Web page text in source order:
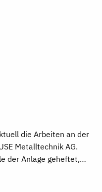
die Arbeiten an der
Metalltechnik AG.
der Anlage geheftet,…